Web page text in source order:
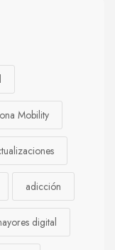
Mobility
adicción
digital